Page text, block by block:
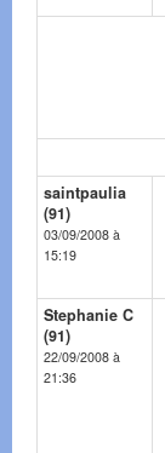
saintpaulia
(91)
03/09/2008 à
15:19
Stephanie C
(91)
22/09/2008 à
21:36